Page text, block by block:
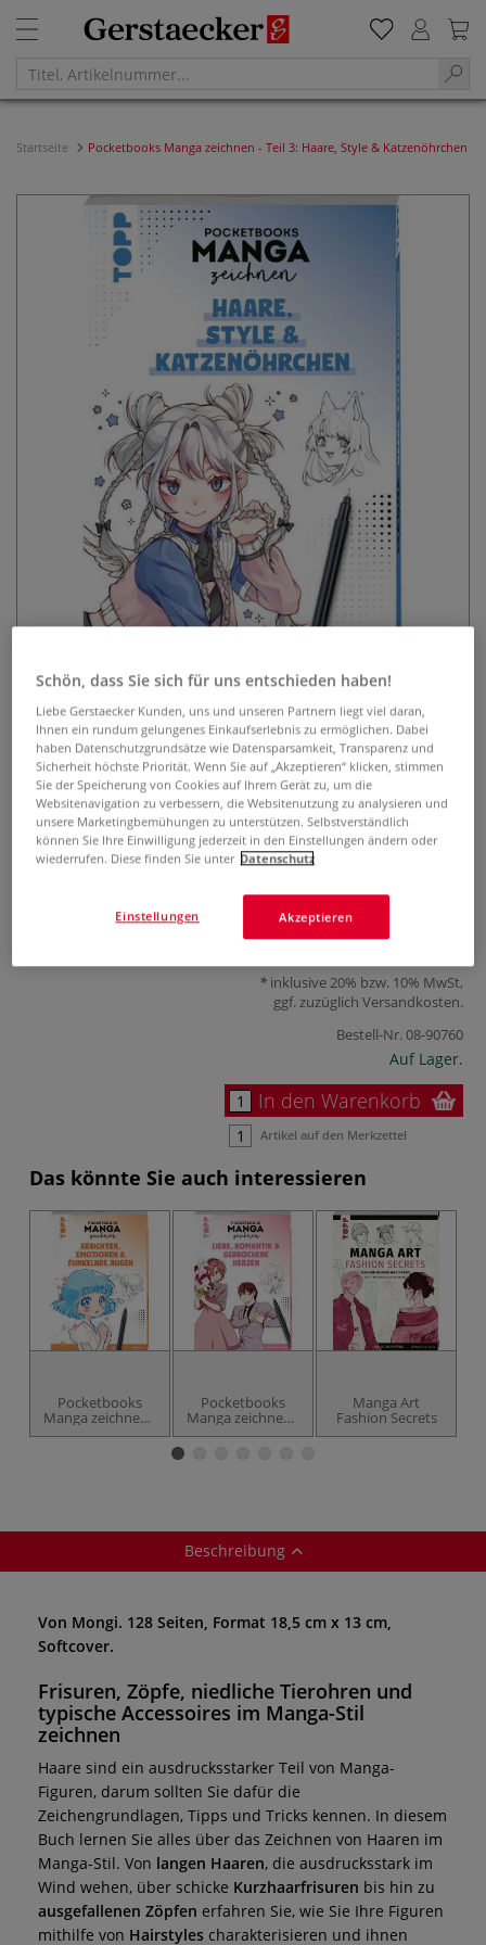
Startseite Pocketbooks Manga zeichnen - Teil 3: Haare, Style & Katzenöhrchen
Pocketbooks Manga zeichnen -
Teil 3: Haare, Style &
Katzenöhrchen
0 Bewertungen
Lernen Sie, Haare, Frisuren und Accessoires im Manga-Stil
zu zeichnen! Mit Schritt-für-Schritt-Anleitungen für
Anfänger & Fortgeschrittene – im typischen Manga-Format,
Mehr
9,30 €
inklusive 20% bzw. 10% MwSt,
ggf. zuzüglich Versandkosten.
Bestell-Nr.08-90760
Auf Lager.
In den Warenkorb
Artikel auf den Merkzettel
Das könnte Sie auch interessieren
Pocketbooks
Manga zeichnen -
Teil 1: Gesichter,
Pocketbooks
Manga zeichnen -
Teil 2: Liebe,
Manga Art
Fashion Secrets
Beschreibung
Von Mongi. 128 Seiten, Format 18,5 cm x 13 cm,
Softcover.
Frisuren, Zöpfe, niedliche Tierohren und
typische Accessoires im Manga-Stil
zeichnen
Haare sind ein ausdrucksstarker Teil von Manga-
Figuren, darum sollten Sie dafür die
Zeichengrundlagen, Tipps und Tricks kennen. In diesem
Buch lernen Sie alles über das Zeichnen von Haaren im
Manga-Stil. Von langen Haaren, die ausdrucksstark im
Wind wehen, über schicke Kurzhaarfrisuren bis hin zu
ausgefallenen Zöpfen erfahren Sie, wie Sie Ihre Figuren
mithilfe von Hairstyles charakterisieren und ihnen
Schön, dass Sie sich für uns entschieden haben!
Liebe Gerstaecker Kunden, uns und unseren Partnern liegt viel daran,
Ihnen ein rundum gelungenes Einkaufserlebnis zu ermöglichen. Dabei
haben Datenschutzgrundsätze wie Datensparsamkeit, Transparenz und
Sicherheit höchste Priorität. Wenn Sie auf „Akzeptieren“ klicken, stimmen
Sie der Speicherung von Cookies auf Ihrem Gerät zu, um die
Websitenavigation zu verbessern, die Websitenutzung zu analysieren und
unsere Marketingbemühungen zu unterstützen. Selbstverständlich
können Sie Ihre Einwilligung jederzeit in den Einstellungen ändern oder
wiederrufen. Diese finden Sie unter Datenschutz
Akzeptieren
Einstellungen